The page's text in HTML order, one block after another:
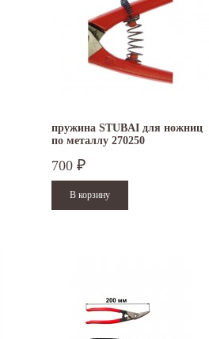
пружина STUBAI для ножниц
по металлу 270250
700 ₽